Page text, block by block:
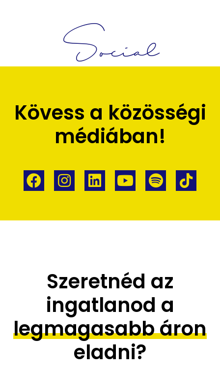
Social
Kövess a közösségi
médiában!
Szeretnéd az
ingatlanod a
legmagasabb áron
eladni?